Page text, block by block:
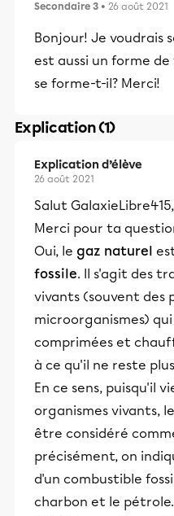
Secondaire 3 • 26 août 2021
Bonjour! Je voudrais
est aussi un forme de
se forme-t-il? Merci!
Explication (1)
Explication d’élève
26 août 2021
Salut GalaxieLibre415,
Merci pour ta
Oui, le gaz naturel
fossile. Il s'agit des
vivants (souvent des
microorganismes)
comprimées et
à ce qu'il ne reste
En ce sens, puisqu'il
organismes vivants,
être considéré
précisément, on
d'un combustible
charbon et le pétrole.